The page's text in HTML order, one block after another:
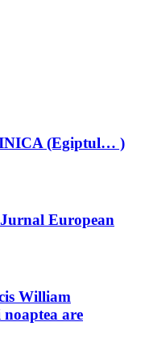
(Egiptul… )
European
William
are